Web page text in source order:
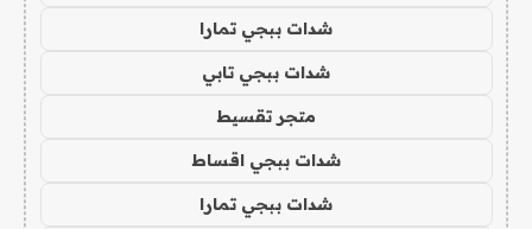
شدات ببجي تمارا
شدات ببجي تابي
متجر تقسيط
شدات ببجي اقساط
شدات ببجي تمارا